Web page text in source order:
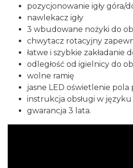
pozycjonowanie igły góra/
nawlekacz igły
3 wbudowane nożyki do
chwytacz rotacyjny
łatwe i szybkie zakładanie
odległość od igielnicy do
wolne ramię
jasne LED oświetlenie pola
instrukcja obsługi w
gwarancja 3 lata.